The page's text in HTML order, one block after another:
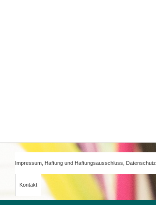
Impressum, Haftung und Haftungsausschluss, Datenschutz
Kontakt